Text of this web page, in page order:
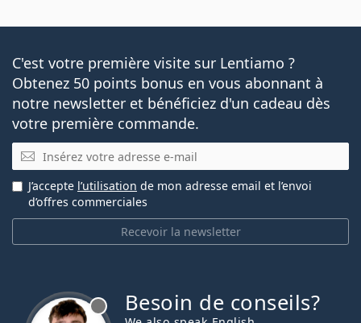
C'est votre première visite sur Lentiamo ?
Obtenez 50 points bonus en vous abonnant à
notre newsletter et bénéficiez d'un cadeau dès
votre première commande.
E-mail
Recevoir la newsletter
J’accepte l’utilisation de mon adresse email et l’envoi
d’offres commerciales
Besoin de conseils?